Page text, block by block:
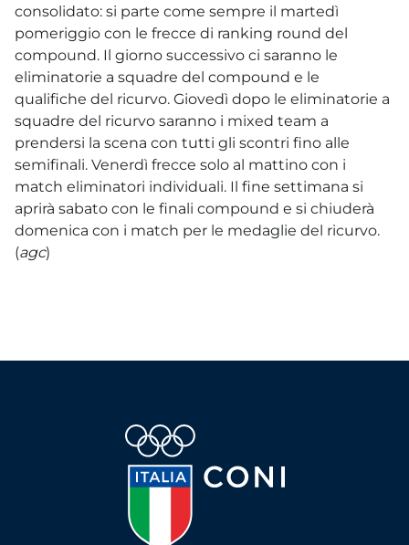
consolidato: si parte come sempre il martedì
pomeriggio con le frecce di ranking round del
compound. Il giorno successivo ci saranno le
eliminatorie a squadre del compound e le
qualifiche del ricurvo. Giovedì dopo le eliminatorie a
squadre del ricurvo saranno i mixed team a
prendersi la scena con tutti gli scontri fino alle
semifinali. Venerdì frecce solo al mattino con i
match eliminatori individuali. Il fine settimana si
aprirà sabato con le finali compound e si chiuderà
domenica con i match per le medaglie del ricurvo.
(agc)